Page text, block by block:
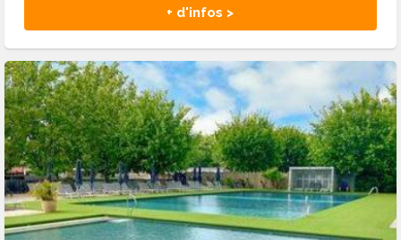
+ d'infos >